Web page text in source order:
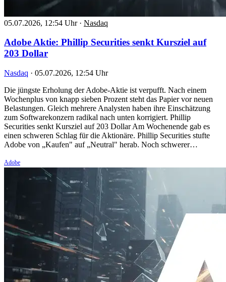
05.07.2026, 12:54 Uhr · Nasdaq
Adobe Aktie: Phillip Securities senkt Kursziel auf
203 Dollar
Nasdaq · 05.07.2026, 12:54 Uhr
Die jüngste Erholung der Adobe-Aktie ist verpufft. Nach einem
Wochenplus von knapp sieben Prozent steht das Papier vor neuen
Belastungen. Gleich mehrere Analysten haben ihre Einschätzung
zum Softwarekonzern radikal nach unten korrigiert. Phillip
Securities senkt Kursziel auf 203 Dollar Am Wochenende gab es
einen schweren Schlag für die Aktionäre. Phillip Securities stufte
Adobe von „Kaufen" auf „Neutral" herab. Noch schwerer…
Adobe